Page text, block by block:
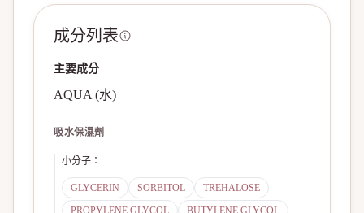
成分列表
主要成分
AQUA (水)
吸水保濕劑
小分子 ：
GLYCERIN SORBITOL
TREHALOSE
PROPYLENE GLYCOL
BUTYLENE GLYCOL